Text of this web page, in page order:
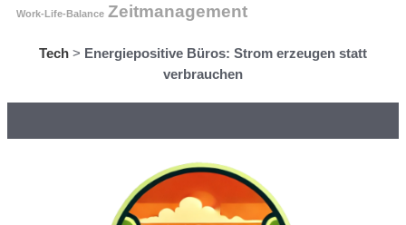
Work-Life-Balance Zeitmanagement
Tech > Energiepositive Büros: Strom erzeugen statt
verbrauchen